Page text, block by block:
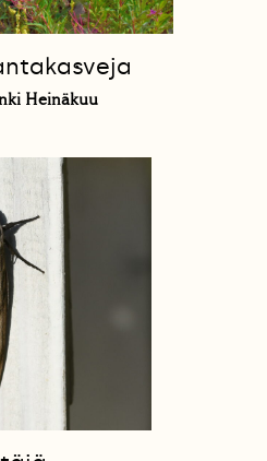
Heinäkuu